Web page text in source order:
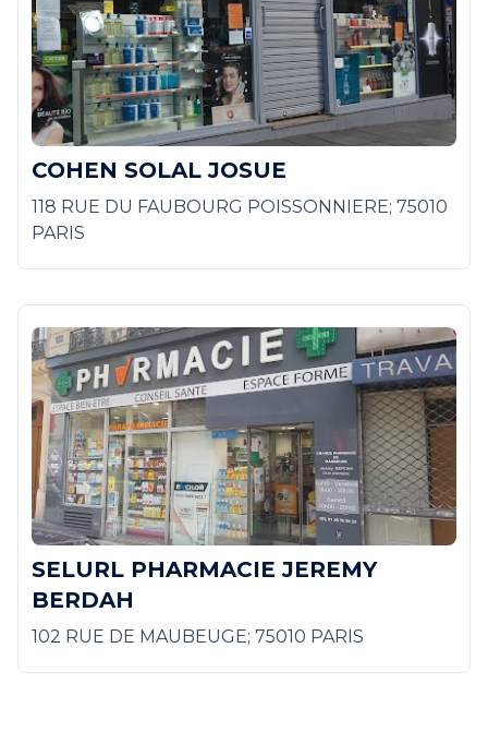
COHEN SOLAL JOSUE
118 RUE DU FAUBOURG POISSONNIERE; 75010
PARIS
SELURL PHARMACIE JEREMY
BERDAH
102 RUE DE MAUBEUGE; 75010 PARIS